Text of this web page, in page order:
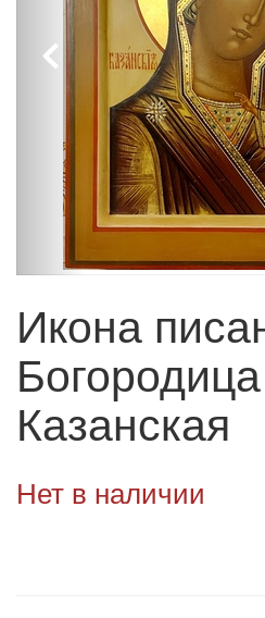
Икона
Богородица
Казанская
Нет в наличии